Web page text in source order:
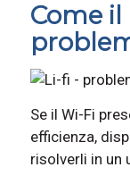
Come
Se il Wi-Fi
efficienza,
risolverli in un